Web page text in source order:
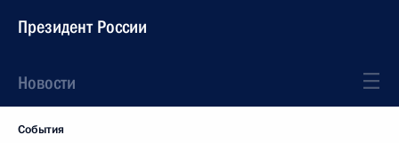
Президент России
Новости
События